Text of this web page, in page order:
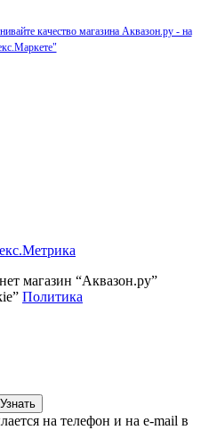
качество магазина Аквазон.ру - на
магазин “Аквазон.ру”
Политика
Узнать
на телефон и на e-mail в